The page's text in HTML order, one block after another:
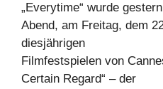
„Everytime“ wurde gestern
Abend, am Freitag, dem
diesjährigen
Filmfestspielen von
Certain Regard“ – der